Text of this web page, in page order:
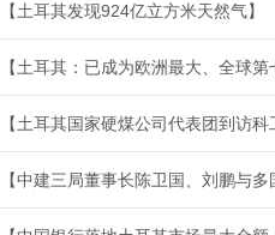
【土耳其发现924亿立方米天然气】
【土耳其：已成为欧洲最大、全球第
【土耳其国家硬煤公司代表团到访科
【中建三局董事长陈卫国、刘鹏与